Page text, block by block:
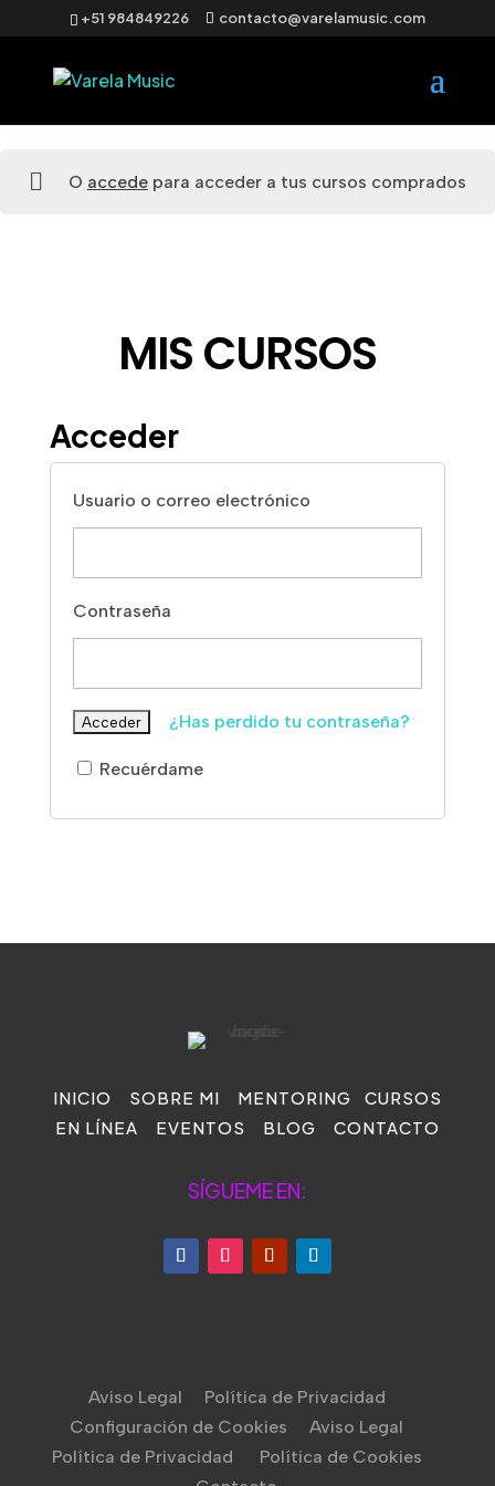
+51 984849226 contacto@varelamusic.com
O accedepara acceder a tus cursos comprados
MIS CURSOS
Acceder
Usuario o correo electrónico
Contraseña
¿Has perdido tu contraseña?
Recuérdame
INICIO SOBRE MI MENTORING
CURSOS
EN LÍNEA
EVENTOS BLOG CONTACTO
SÍGUEME EN:
Aviso Legal
Política de Privacidad
Configuración de Cookies
Aviso Legal
Política de Privacidad
Política de Cookies